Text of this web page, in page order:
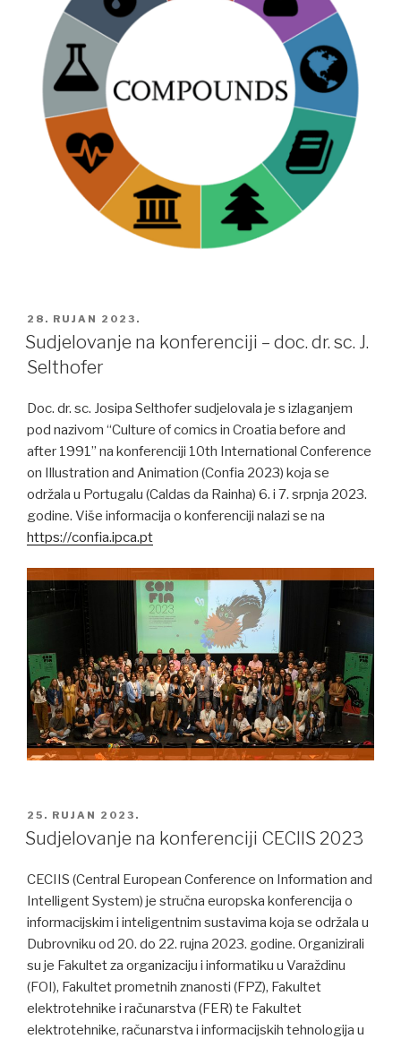
POSTED
ON
28. RUJAN 2023.
Sudjelovanje na konferenciji – doc. dr. sc. J.
Selthofer
Doc. dr. sc. Josipa Selthofer sudjelovala je s izlaganjem
pod nazivom “Culture of comics in Croatia before and
after 1991” na konferenciji 10th International Conference
on Illustration and Animation (Confia 2023) koja se
održala u Portugalu (Caldas da Rainha) 6. i 7. srpnja 2023.
godine. Više informacija o konferenciji nalazi se na
https://confia.ipca.pt
POSTED
ON
25. RUJAN 2023.
Sudjelovanje na konferenciji CECIIS 2023
CECIIS (Central European Conference on Information and
Intelligent System) je stručna europska konferencija o
informacijskim i inteligentnim sustavima koja se održala u
Dubrovniku od 20. do 22. rujna 2023. godine. Organizirali
su je Fakultet za organizaciju i informatiku u Varaždinu
(FOI), Fakultet prometnih znanosti (FPZ), Fakultet
elektrotehnike i računarstva (FER) te Fakultet
elektrotehnike, računarstva i informacijskih tehnologija u